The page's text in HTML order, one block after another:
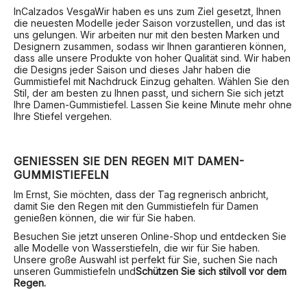
InCalzados VesgaWir haben es uns zum Ziel gesetzt, Ihnen
die neuesten Modelle jeder Saison vorzustellen, und das ist
uns gelungen. Wir arbeiten nur mit den besten Marken und
Designern zusammen, sodass wir Ihnen garantieren können,
dass alle unsere Produkte von hoher Qualität sind. Wir haben
die Designs jeder Saison und dieses Jahr haben die
Gummistiefel mit Nachdruck Einzug gehalten. Wählen Sie den
Stil, der am besten zu Ihnen passt, und sichern Sie sich jetzt
Ihre Damen-Gummistiefel. Lassen Sie keine Minute mehr ohne
Ihre Stiefel vergehen.
GENIESSEN SIE DEN REGEN MIT DAMEN-G
UMMISTIEFELN
Im Ernst, Sie möchten, dass der Tag regnerisch anbricht,
damit Sie den Regen mit den Gummistiefeln für Damen
genießen können, die wir für Sie haben.
Besuchen Sie jetzt unseren Online-Shop und entdecken Sie
alle Modelle von Wasserstiefeln, die wir für Sie haben.
Unsere große Auswahl ist perfekt für Sie, suchen Sie nach
unseren Gummistiefeln undSchützen Sie sich stilvoll vor dem
Regen.